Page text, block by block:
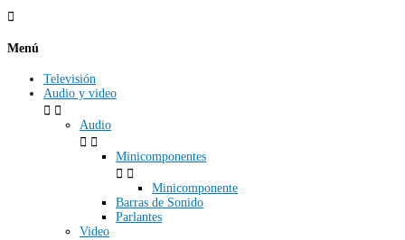

Menú
Televisión
Audio y video
 
Audio
 
Minicomponentes
 
Minicomponente
Barras de Sonido
Parlantes
Video